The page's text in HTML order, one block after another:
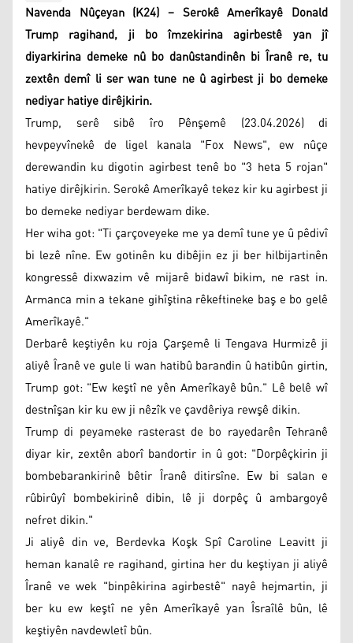
Navenda Nûçeyan (K24) – Serokê Amerîkayê Donald
Trump ragihand, ji bo îmzekirina agirbestê yan jî
diyarkirina demeke nû bo danûstandinên bi Îranê re, tu
zextên demî li ser wan tune ne û agirbest ji bo demeke
nediyar hatiye dirêjkirin.
Trump, serê sibê îro Pênşemê (23.04.2026) di
hevpeyvînekê de ligel kanala "Fox News", ew nûçe
derewandin ku digotin agirbest tenê bo "3 heta 5 rojan"
hatiye dirêjkirin. Serokê Amerîkayê tekez kir ku agirbest ji
bo demeke nediyar berdewam dike.
Her wiha got: "Ti çarçoveyeke me ya demî tune ye û pêdivî
bi lezê nîne. Ew gotinên ku dibêjin ez ji ber hilbijartinên
kongressê dixwazim vê mijarê bidawî bikim, ne rast in.
Armanca min a tekane gihîştina rêkeftineke baş e bo gelê
Amerîkayê."
Derbarê keştiyên ku roja Çarşemê li Tengava Hurmizê ji
aliyê Îranê ve gule li wan hatibû barandin û hatibûn girtin,
Trump got: "Ew keştî ne yên Amerîkayê bûn." Lê belê wî
destnîşan kir ku ew ji nêzîk ve çavdêriya rewşê dikin.
Trump di peyameke rasterast de bo rayedarên Tehranê
diyar kir, zextên aborî bandortir in û got: "Dorpêçkirin ji
bombebarankirinê bêtir Îranê ditirsîne. Ew bi salan e
rûbirûyî bombekirinê dibin, lê ji dorpêç û ambargoyê
nefret dikin."
Ji aliyê din ve, Berdevka Koşk Spî Caroline Leavitt ji
heman kanalê re ragihand, girtina her du keştiyan ji aliyê
Îranê ve wek "binpêkirina agirbestê" nayê hejmartin, ji
ber ku ew keştî ne yên Amerîkayê yan Îsraîlê bûn, lê
keştiyên navdewletî bûn.